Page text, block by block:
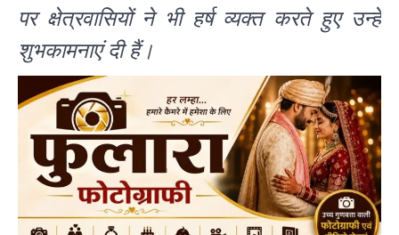
पर क्षेत्रवासियों ने भी हर्ष व्यक्त करते हुए उन्हें
शुभकामनाएं दी हैं।